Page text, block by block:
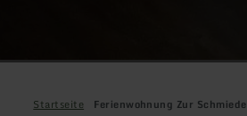
Startseite Ferienwohnung Zur Schmiede